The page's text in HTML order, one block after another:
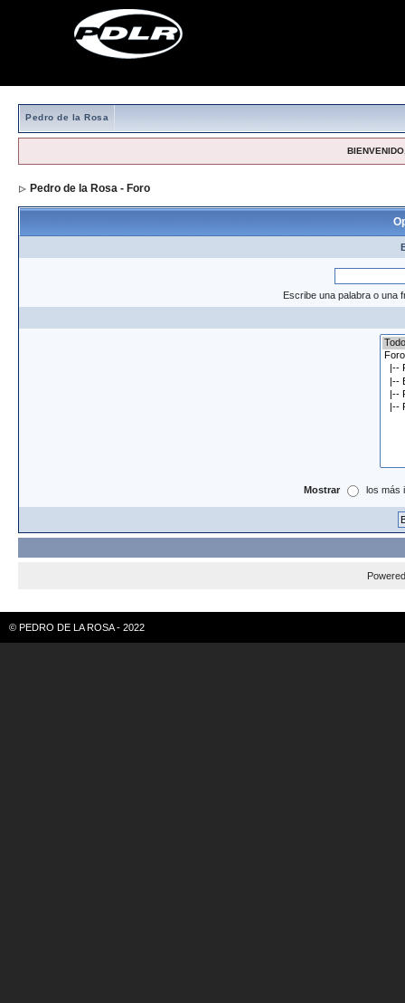
Pedro de la Rosa
Pedro de la Rosa - Foro
Escribe una palabra o una
Mostrar los más
© PEDRO DE LA ROSA - 2022